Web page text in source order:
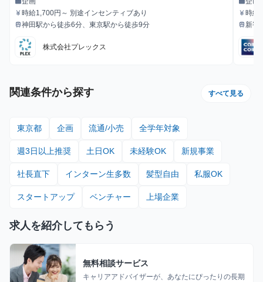
職種
給与
currency_yen時給1,700円～ 別途インセンティブあり
最寄駅
train神田駅から徒歩6分、東京駅から徒歩9分
株式会社プレックス
職種
給与
currency_yen時給
最寄駅
train 新宿
関連条件から探す すべて見る
東京都 企画 流通/小売 全学年対象
週3日以上推奨 土日OK 未経験OK 新規事業
社長直下 インターン生多数 髪型自由 私服OK
スタートアップ ベンチャー 上場企業
求人を紹介してもらう
無料相談サービス
キャリアアドバイザーが、あなたにぴったりの長期